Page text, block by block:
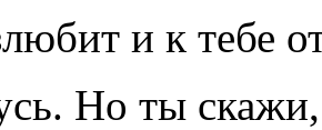
и к тебе
Но ты скажи,